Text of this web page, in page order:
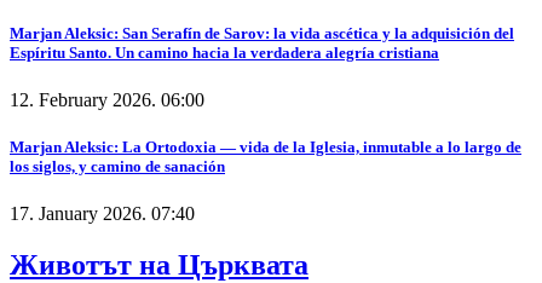
Marjan Aleksic: San Serafín de Sarov: la vida ascética y la adquisición del
Espíritu Santo. Un camino hacia la verdadera alegría cristiana
12. February 2026. 06:00
Marjan Aleksic: La Ortodoxia — vida de la Iglesia, inmutable a lo largo de
los siglos, y camino de sanación
17. January 2026. 07:40
Животът на Църквата